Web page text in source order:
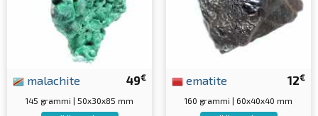
49€
malachite
145 grammi | 50x30x85 mm
12€
ematite
160 grammi | 60x40x40 mm